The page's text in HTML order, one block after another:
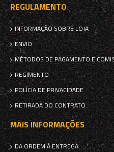
REGULAMENTO
INFORMAÇÃO SOBRE LOJA
ENVIO
MÉTODOS DE PAGAMENTO E
REGIMENTO
POLÍCIA DE PRIVACIDADE
RETIRADA DO CONTRATO
MAIS INFORMAÇÕES
DA ORDEM À ENTREGA